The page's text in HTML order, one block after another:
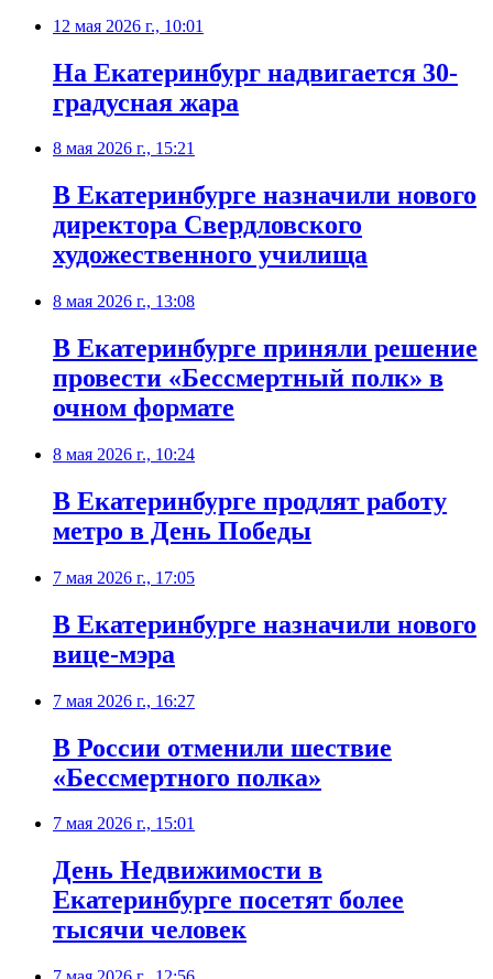
12 мая 2026 г., 10:01
На Екатеринбург надвигается 30-
градусная жара
8 мая 2026 г., 15:21
В Екатеринбурге назначили нового
директора Свердловского
художественного училища
8 мая 2026 г., 13:08
В Екатеринбурге приняли решение
провести «Бессмертный полк» в
очном формате
8 мая 2026 г., 10:24
В Екатеринбурге продлят работу
метро в День Победы
7 мая 2026 г., 17:05
В Екатеринбурге назначили нового
вице-мэра
7 мая 2026 г., 16:27
В России отменили шествие
«Бессмертного полка»
7 мая 2026 г., 15:01
День Недвижимости в
Екатеринбурге посетят более
тысячи человек